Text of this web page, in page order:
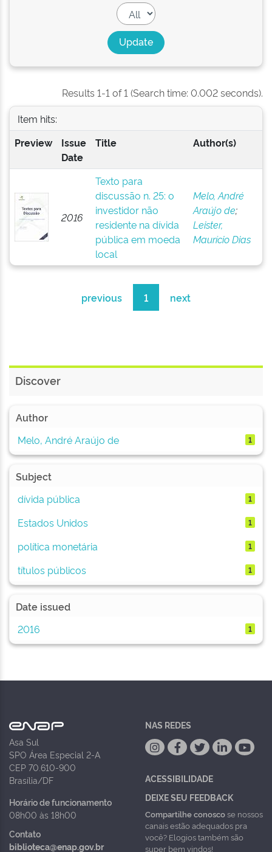
Results 1-1 of 1 (Search time: 0.002 seconds).
Item hits:
Preview
Issue
Date
Title Author(s)
2016
Texto para
discussão n. 25: o
investidor não
residente na dívida
pública em moeda
local
Melo, André
Araújo de;
Leister,
Maurício Dias
previous 1 next
Discover
Author
Melo, André Araújo de
1
Subject
dívida pública
1
Estados Unidos 1
política monetária 1
títulos públicos 1
Date issued
2016
1
Asa Sul
SPO Área Especial 2-A
CEP 70.610-900
Brasília/DF
Horário de funcionamento
08h00 às 18h00
Contato
biblioteca@enap.gov.br
NAS REDES
ACESSIBILIDADE
DEIXE SEU FEEDBACK
Compartilhe conoscose nossos
canais estão adequados pra
você? Elogios também são
super bem vindos!